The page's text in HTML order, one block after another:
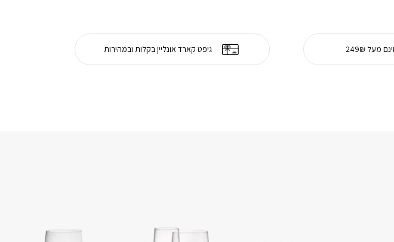
מעל 249₪ גיפט קארד אונליין בקלות ובמהירות